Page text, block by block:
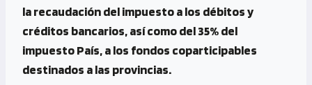
la recaudación del impuesto a los débitos y
créditos bancarios, así como del 35% del
impuesto País, a los fondos coparticipables
destinados a las provincias.